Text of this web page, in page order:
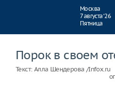
Москва
7 августа ‘26
Пятница
Порок в своем
Текст: Алла Шендерова /Infox.ru